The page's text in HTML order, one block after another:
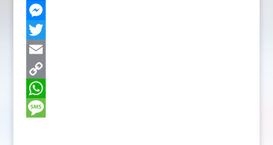
F
a
c
e
b
o
M
e
s
s
e
T
w
t
E
m
a
C
o
W